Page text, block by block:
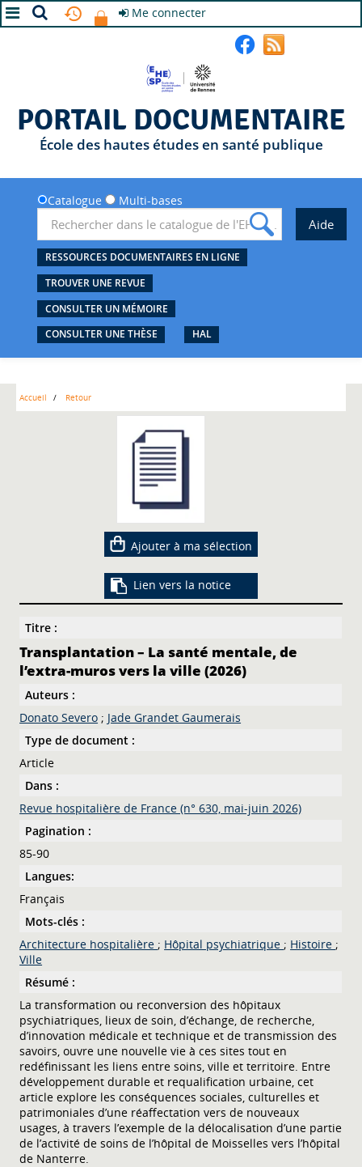
Me connecter
PORTAIL DOCUMENTAIRE
École des hautes études en santé publique
Catalogue Multi-bases
RESSOURCES DOCUMENTAIRES EN LIGNE
TROUVER UNE REVUE
CONSULTER UN MÉMOIRE
CONSULTER UNE THÈSE
HAL
Accueil Retour
Ajouter à ma sélection
Lien vers la notice
Titre :
Transplantation – La santé mentale, de
l’extra-muros vers la ville (2026)
Auteurs :
Donato Severo ; Jade Grandet Gaumerais
Type de document :
Article
Dans :
Revue hospitalière de France (n° 630, mai-juin 2026)
Pagination :
85-90
Langues:
Français
Mots-clés :
Architecture hospitalière ; Hôpital psychiatrique ; Histoire ;
Ville
Résumé :
La transformation ou reconversion des hôpitaux
psychiatriques, lieux de soin, d’échange, de recherche,
d’innovation médicale et technique et de transmission des
savoirs, ouvre une nouvelle vie à ces sites tout en
redéfinissant les liens entre soins, ville et territoire. Entre
développement durable et requalification urbaine, cet
article explore les conséquences sociales, culturelles et
patrimoniales d’une réaffectation vers de nouveaux
usages, à travers l’exemple de la délocalisation d’une partie
de l’activité de soins de l’hôpital de Moisselles vers l’hôpital
de Nanterre.